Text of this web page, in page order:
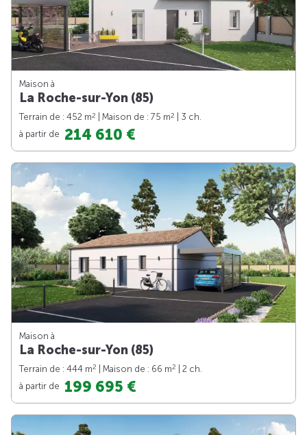
Maison à
La Roche-sur-Yon (85)
Terrain de : 452 m2 | Maison de : 75 m2
| 3 ch.
à partir de 214 610 €
Maison à
La Roche-sur-Yon (85)
Terrain de : 444 m2 | Maison de : 66 m2
| 2 ch.
à partir de 199 695 €